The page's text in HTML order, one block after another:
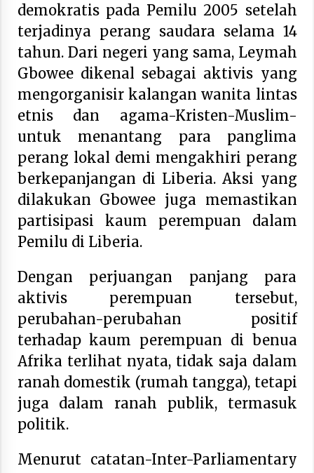
demokratis pada Pemilu 2005 setelah
terjadinya perang saudara selama 14
tahun. Dari negeri yang sama, Leymah
Gbowee dikenal sebagai aktivis yang
mengorganisir kalangan wanita lintas
etnis dan agama-Kristen-Muslim-
untuk menantang para panglima
perang lokal demi mengakhiri perang
berkepanjangan di Liberia. Aksi yang
dilakukan Gbowee juga memastikan
partisipasi kaum perempuan dalam
Pemilu di Liberia.
Dengan perjuangan panjang para
aktivis perempuan tersebut,
perubahan-perubahan positif
terhadap kaum perempuan di benua
Afrika terlihat nyata, tidak saja dalam
ranah domestik (rumah tangga), tetapi
juga dalam ranah publik, termasuk
politik.
Menurut catatan-Inter-Parliamentary